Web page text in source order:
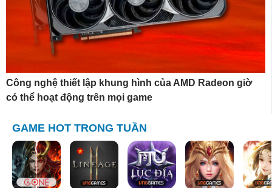
Công nghệ thiết lập khung hình của AMD Radeon giờ
có thể hoạt động trên mọi game
GAME HOT TRONG TUẦN